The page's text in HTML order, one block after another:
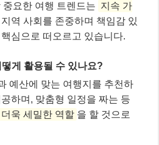
요한 여행 트렌드는 지속 가
역 사회를 존중하며 책임감 있
심으로 떠오르고 있습니다.
게 활용될 수 있나요?
예산에 맞는 여행지를 추천하
하며, 맞춤형 일정을 짜는 등
욱 세밀한 역할 을 할 것으로